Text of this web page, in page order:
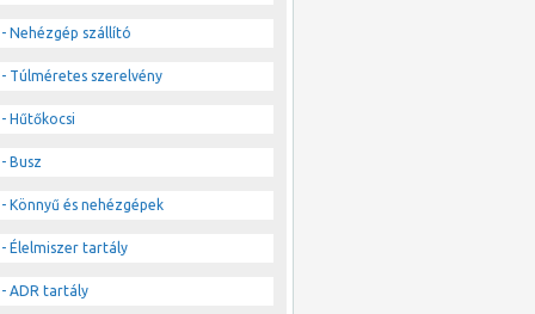
- Nehézgép szállító
- Túlméretes szerelvény
- Hűtőkocsi
- Busz
- Könnyű és nehézgépek
- Élelmiszer tartály
- ADR tartály